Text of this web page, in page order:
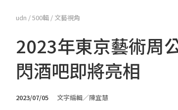
udn /500輯 / 文藝視角
2023年東京藝術周
閃酒吧即將亮相
2023/07/05 文字編輯／陳宜慧